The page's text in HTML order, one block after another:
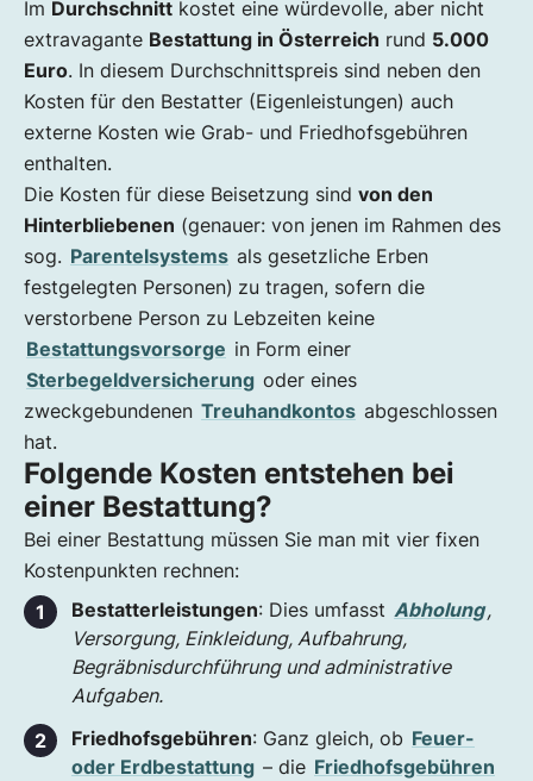
Im Durchschnitt kostet eine würdevolle, aber nicht
extravagante Bestattung in Österreich rund 5.000
Euro. In diesem Durchschnittspreis sind neben den
Kosten für den Bestatter (Eigenleistungen) auch
externe Kosten wie Grab- und Friedhofsgebühren
enthalten.
Die Kosten für diese Beisetzung sind von den
Hinterbliebenen (genauer: von jenen im Rahmen des
sog. Parentelsystems als gesetzliche Erben
festgelegten Personen) zu tragen, sofern die
verstorbene Person zu Lebzeiten keine
Bestattungsvorsorge in Form einer
Sterbegeldversicherung oder eines
zweckgebundenen Treuhandkontos abgeschlossen
hat.
Folgende Kosten entstehen bei
einer Bestattung?
Bei einer Bestattung müssen Sie man mit vier fixen
Kostenpunkten rechnen:
Bestatterleistungen: Dies umfasst Abholung,
Versorgung, Einkleidung, Aufbahrung,
Begräbnisdurchführung und administrative
Aufgaben.
Friedhofsgebühren: Ganz gleich, ob Feuer-
oder Erdbestattung – die Friedhofsgebühren